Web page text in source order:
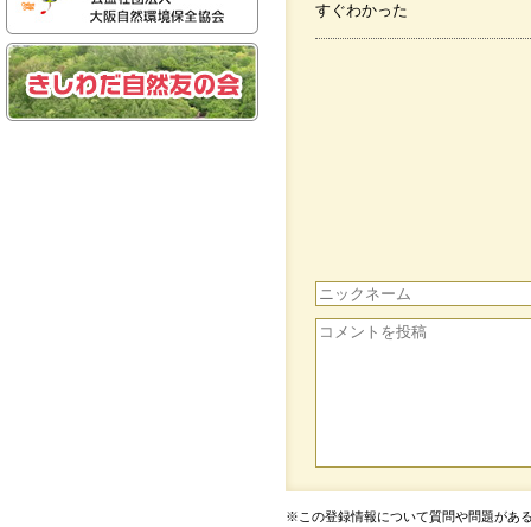
すぐわかった
※この登録情報について質問や問題があ